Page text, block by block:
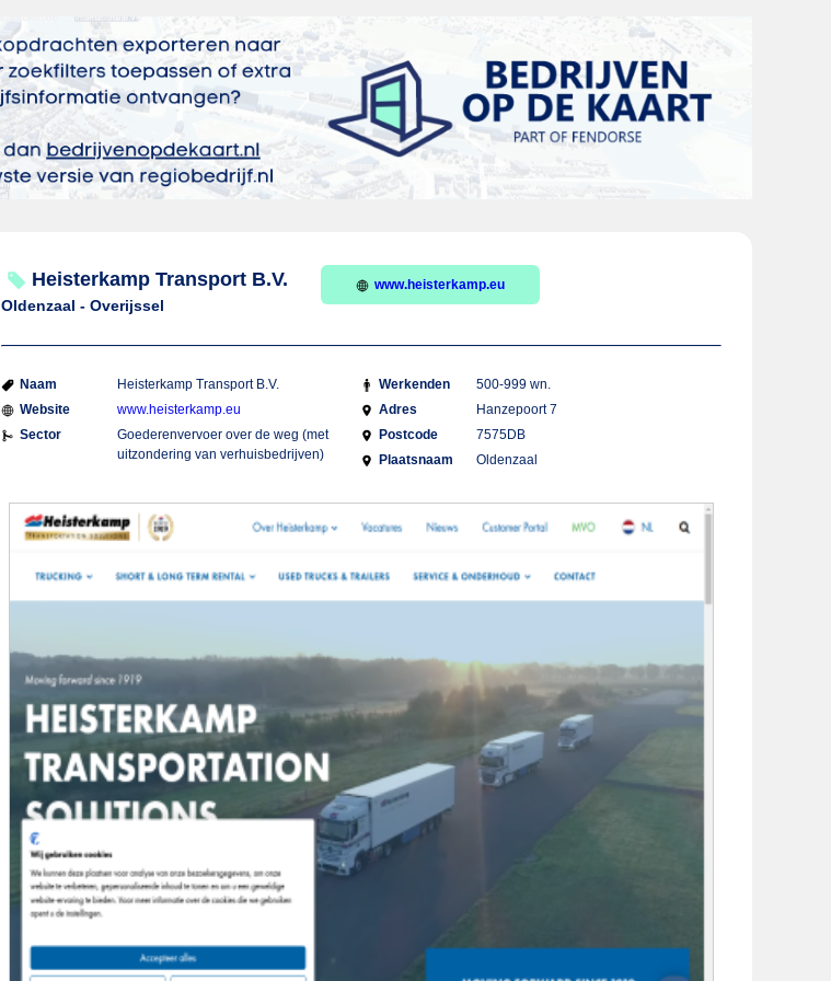
Heisterkamp Transport B.V.
Oldenzaal - Overijssel
www.heisterkamp.eu
Naam
Heisterkamp Transport B.V.
Website
www.heisterkamp.eu
Sector
Goederenvervoer over de weg (met
uitzondering van verhuisbedrijven)
Werkenden
500-999 wn.
Adres
Hanzepoort 7
Postcode
7575DB
Plaatsnaam
Oldenzaal